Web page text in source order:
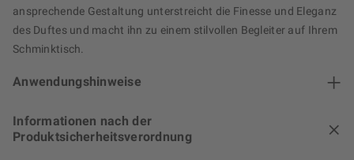
ansprechende Gestaltung unterstreicht die Finesse und Eleganz
des Duftes und macht ihn zu einem stilvollen Begleiter auf Ihrem
Schminktisch.
Anwendungshinweise
Informationen nach der
Produktsicherheitsverordnung